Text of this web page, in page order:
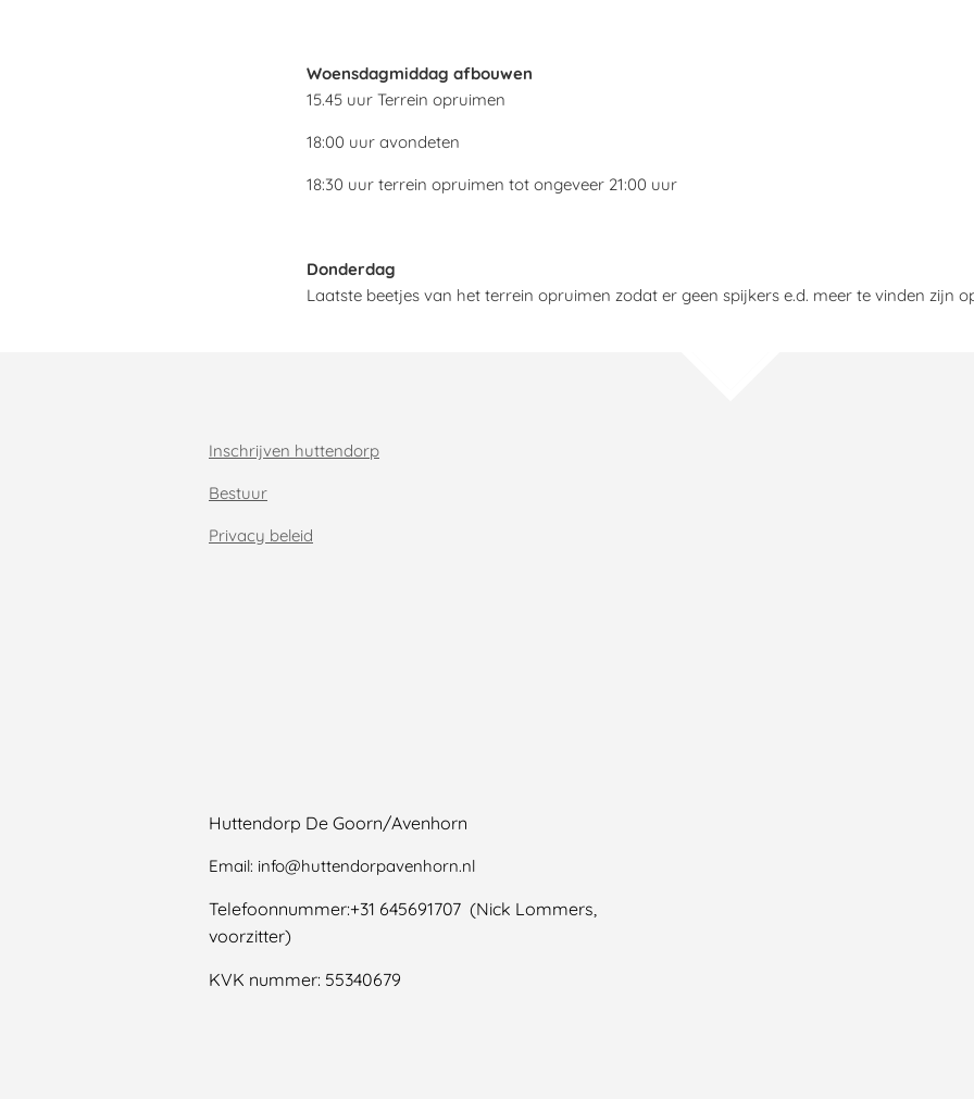
Woensdagmiddag afbouwen
15.45 uur Terrein opruimen
18:00 uur avondeten
18:30 uur terrein opruimen tot ongeveer 21:00 uur
Donderdag
Laatste beetjes van het terrein opruimen zodat er geen spijkers e.d. meer te vinden zijn
Inschrijven huttendorp
Bestuur
Privacy beleid
Huttendorp De Goorn/Avenhorn
Email: info@huttendorpavenhorn.nl
Telefoonnummer:+31 645691707 (Nick Lommers,
voorzitter)
KVK nummer: 55340679